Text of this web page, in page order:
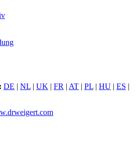
DE | NL | UK | FR | AT | PL | HU | ES |